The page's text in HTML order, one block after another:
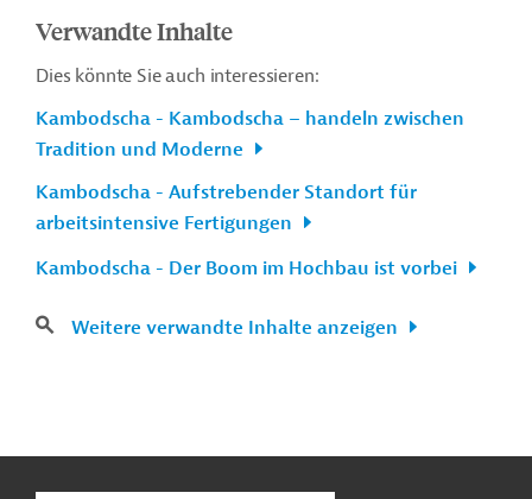
Verwandte Inhalte
Dies könnte Sie auch interessieren:
Kambodscha - Kambodscha – handeln zwischen
Tradition und Moderne
Kambodscha - Aufstrebender Standort für
arbeitsintensive Fertigungen
Kambodscha - Der Boom im Hochbau ist vorbei
Weitere verwandte Inhalte anzeigen